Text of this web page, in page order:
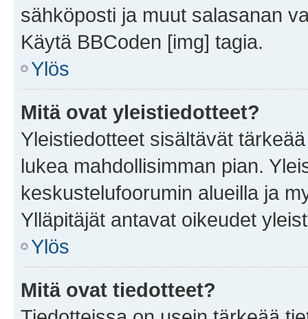
sähköposti ja muut salasanan
Käytä BBCoden [img] tagia.
Ylös
Mitä ovat yleistiedotteet?
Yleistiedotteet sisältävät
lukea mahdollisimman pian.
keskustelufoorumin alueilla ja
Ylläpitäjät antavat oikeudet
Ylös
Mitä ovat tiedotteet?